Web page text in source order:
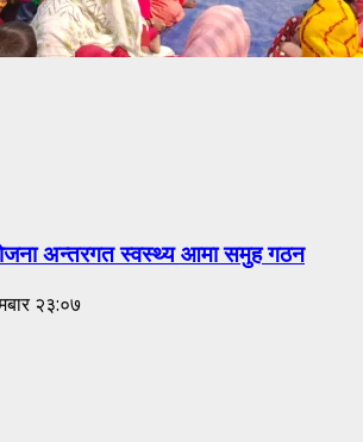
अन्तरगत स्वस्थ्य आमा समुह गठन
२३:०७